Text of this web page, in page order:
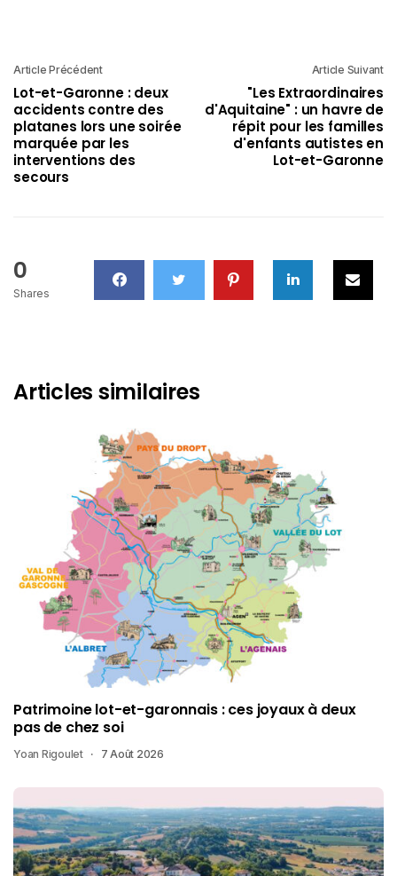
Article Précédent
Lot-et-Garonne : deux
accidents contre des
platanes lors une soirée
marquée par les
interventions des
secours
Article Suivant
"Les Extraordinaires
d'Aquitaine" : un havre de
répit pour les familles
d'enfants autistes en
Lot-et-Garonne
0
Shares
Articles similaires
Patrimoine lot-et-garonnais : ces joyaux à deux
pas de chez soi
Yoan Rigoulet 7 Août 2026